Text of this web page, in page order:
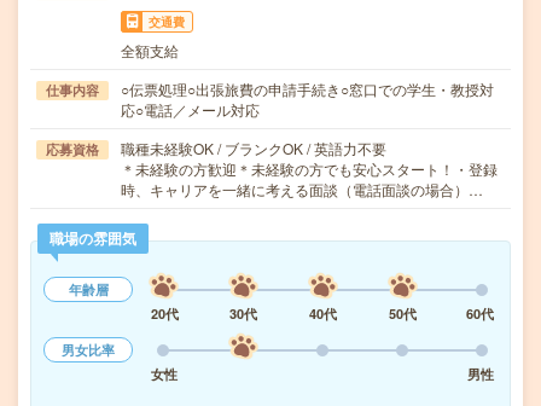
交通費
全額支給
仕事内容
○伝票処理○出張旅費の申請手続き○窓口での学生・教授対
応○電話／メール対応
応募資格
職種未経験OK / ブランクOK / 英語力不要
＊未経験の方歓迎＊未経験の方でも安心スタート！・登録
時、キャリアを一緒に考える面談（電話面談の場合）…
職場の雰囲気
年齢層
20代
30代 40代 50代
60代
男女比率
女性
男性